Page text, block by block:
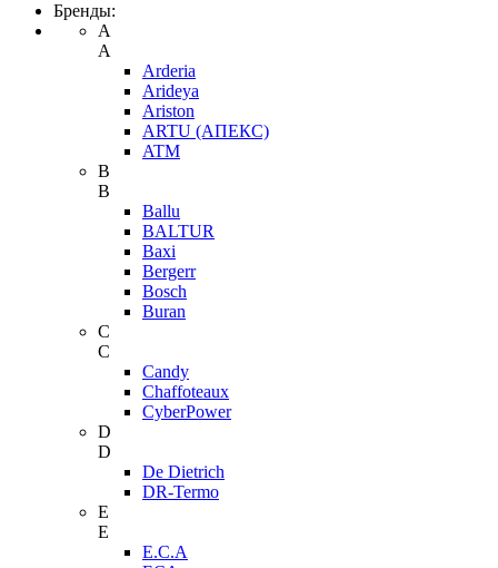
Бренды:
A
A
Arderia
Arideya
Ariston
ARTU (АПЕКС)
ATM
B
B
Ballu
BALTUR
Baxi
Bergerr
Bosch
Buran
C
C
Candy
Chaffoteaux
CyberPower
D
D
De Dietrich
DR-Termo
E
E
E.C.A